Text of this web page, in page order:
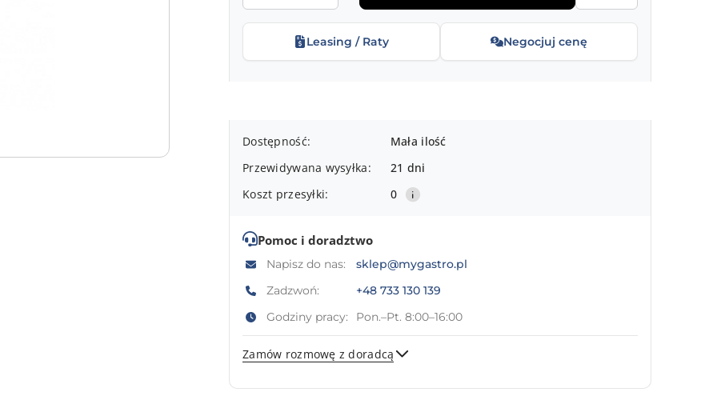
Leasing / Raty Negocjuj cenę
Dostępność
dostawa
Dostępność:
Mała ilość
Przewidywana wysyłka:
21 dni
Koszt przesyłki:
0
Pomoc i doradztwo
Napisz do nas:
sklep@mygastro.pl
Zadzwoń:
+48 733 130 139
Godziny pracy:
Pon.–Pt. 8:00–16:00
Zamów rozmowę z doradcą